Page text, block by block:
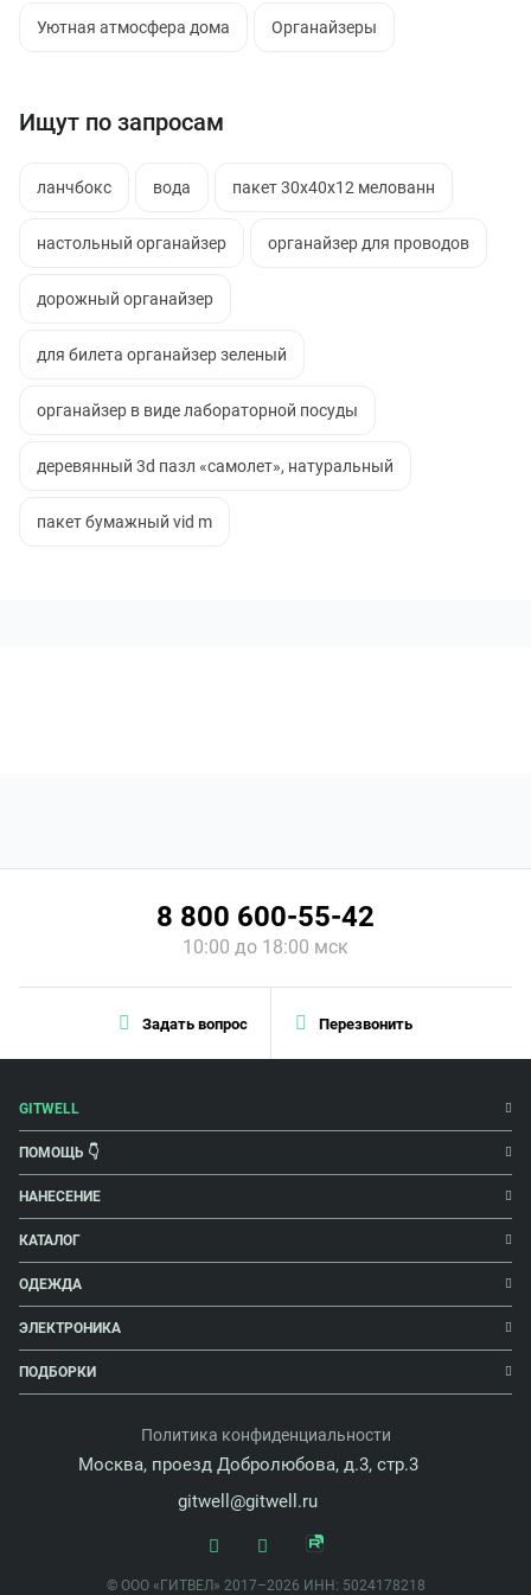
Уютная атмосфера дома Органайзеры
Ищут по запросам
ланчбокс вода пакет 30х40х12 мелованн
настольный органайзер органайзер для проводов
дорожный органайзер
для билета органайзер зеленый
органайзер в виде лабораторной посуды
деревянный 3d пазл «самолет», натуральный
пакет бумажный vid m
Задать вопрос Перезвонить
8 800 600-55-42
10:00 до 18:00 мск
GITWELL
ПОМОЩЬ 👇
НАНЕСЕНИЕ
КАТАЛОГ
ОДЕЖДА
ЭЛЕКТРОНИКА
ПОДБОРКИ
Политика конфиденциальности
Москва, проезд Добролюбова, д.3, стр.3
gitwell@gitwell.ru
© ООО «ГИТВЕЛ» 2017–2026 ИНН: 5024178218